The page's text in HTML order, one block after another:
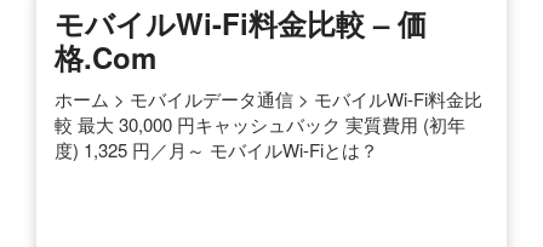
モバイルWi-Fi料金比較 – 価
格.com
ホーム > モバイルデータ通信 > モバイルWi-Fi料金比
較 最大 30,000 円キャッシュバック 実質費用 (初年
度) 1,325 円／月～ モバイルWi-Fiとは？